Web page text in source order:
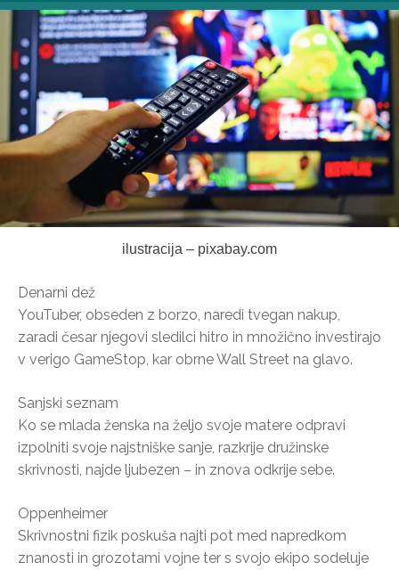
ilustracija – pixabay.com
Denarni dež
YouTuber, obseden z borzo, naredi tvegan nakup,
zaradi česar njegovi sledilci hitro in množično investirajo
v verigo GameStop, kar obrne Wall Street na glavo.
Sanjski seznam
Ko se mlada ženska na željo svoje matere odpravi
izpolniti svoje najstniške sanje, razkrije družinske
skrivnosti, najde ljubezen – in znova odkrije sebe.
Oppenheimer
Skrivnostni fizik poskuša najti pot med napredkom
znanosti in grozotami vojne ter s svojo ekipo sodeluje